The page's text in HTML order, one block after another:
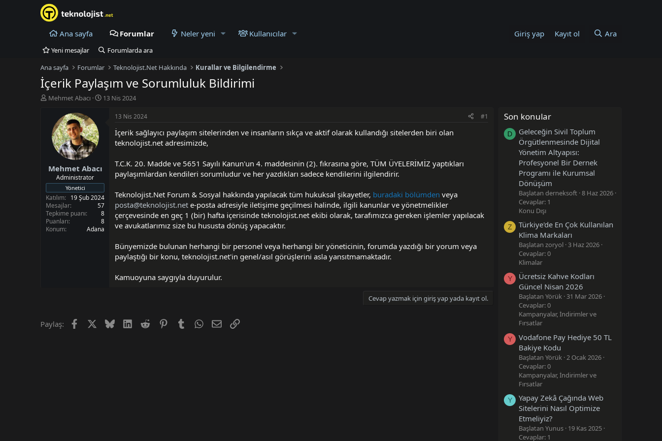
Ana sayfa Forumlar Neler yeni Kullanıcılar Giriş yap Kayıt ol Ara
Yeni mesajlar
Forumlarda ara
Ana sayfa
Forumlar Teknolojist.Net Hakkında Kurallar ve Bilgilendirme
İçerik Paylaşım ve Sorumluluk Bildirimi
K
ş
a
t
a
n
Mehmet Abacı
B
a
r
i
h
i
13 Nis 2024
Mehmet Abacı
Administrator
Yönetici
Katılım
19 Şub 2024
Mesajlar
57
Tepkime puanı
8
Puanları
8
Konum
Adana
13 Nis 2024 #1
İçerik sağlayıcı paylaşım sitelerinden ve insanların sıkça ve aktif olarak kullandığı sitelerden biri olan
teknolojist.net adresimizde,
T.C.K. 20. Madde ve 5651 Sayılı Kanun'un 4. maddesinin (2). fıkrasına göre, TÜM ÜYELERİMİZ yaptıkları
paylaşımlardan kendileri sorumludur ve her yazdıkları sadece kendilerini ilgilendirir.
Teknolojist.Net Forum & Sosyal hakkında yapılacak tüm hukuksal şikayetler, buradaki bölümden veya
posta@teknolojist.net e-posta adresiyle iletişime geçilmesi halinde, ilgili kanunlar ve yönetmelikler
çerçevesinde en geç 1 (bir) hafta içerisinde teknolojist.net ekibi olarak, tarafımızca gereken işlemler yapılacak
ve avukatlarımız size bu hususta dönüş yapacaktır.
Bünyemizde bulunan herhangi bir personel veya herhangi bir yöneticinin, forumda yazdığı bir yorum veya
paylaştığı bir konu, teknolojist.net'in genel/asıl görüşlerini asla yansıtmamaktadır.
Kamuoyuna saygıyla duyurulur.
Cevap yazmak için giriş yap yada kayıt ol.
Paylaş: FacebookX (Twitter)
BlueskyLinkedInReddit PinterestTumblrWhatsApp
E-postaLink
Son konular
D
Geleceğin Sivil Toplum
Örgütlenmesinde Dijital
Yönetim Altyapısı:
Profesyonel Bir Dernek
Programı ile Kurumsal
Dönüşüm
Başlatan derneksoft 8 Haz 2026
Cevaplar: 1
Konu Dışı
Z
Türkiye'de En Çok Kullanılan
Klima Markaları
Başlatan zoryol 3 Haz 2026
Cevaplar: 0
Klimalar
Y
Ücretsiz Kahve Kodları
Güncel Nisan 2026
Başlatan Yörük 31 Mar 2026
Cevaplar: 0
Kampanyalar, İndirimler ve
Fırsatlar
Y
Vodafone Pay Hediye 50 TL
Bakiye Kodu
Başlatan Yörük 2 Ocak 2026
Cevaplar: 0
Kampanyalar, İndirimler ve
Fırsatlar
Y
Yapay Zekâ Çağında Web
Sitelerini Nasıl Optimize
Etmeliyiz?
Başlatan Yunus 19 Kas 2025
Cevaplar: 1